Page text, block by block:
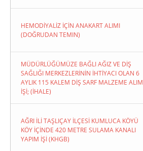
HEMODİYALİZ İÇİN ANAKART ALIMI
(DOĞRUDAN TEMIN)
MÜDÜRLÜĞÜMÜZE BAĞLI AĞIZ VE DİŞ
SAĞLIĞI MERKEZLERİNİN İHTİYACI OLAN 6
AYLIK 115 KALEM DİŞ SARF MALZEME ALIM
İŞİ; (İHALE)
AĞRI İLİ TAŞLIÇAY İLÇESİ KUMLUCA KÖYÜ
KÖY İÇİNDE 420 METRE SULAMA KANALI
YAPIM İŞİ (KHGB)